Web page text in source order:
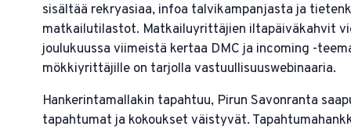
sisältää rekryasiaa, infoa talvikampanjasta ja
matkailutilastot. Matkailuyrittäjien iltapäiväkahvit
joulukuussa viimeistä kertaa DMC ja incoming -
mökkiyrittäjille on tarjolla vastuullisuuswebinaaria.
Hankerintamallakin tapahtuu, Pirun Savonranta
tapahtumat ja kokoukset väistyvät.